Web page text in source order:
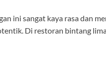
ini sangat kaya rasa dan
Di restoran bintang